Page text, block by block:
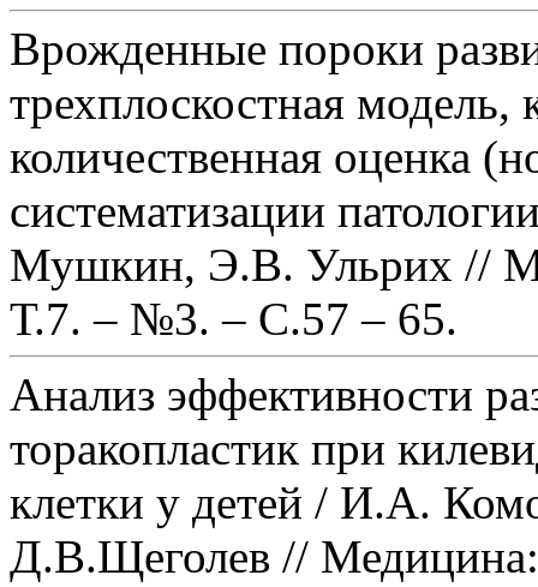
Врожденные пороки
трехплоскостная модель,
количественная оценка
систематизации
Мушкин, Э.В. Ульрих //
Т.7. – №3. – С.57 – 65.
Анализ эффективности
торакопластик при
клетки у детей / И.А.
Д.В.Щеголев // Медицина: